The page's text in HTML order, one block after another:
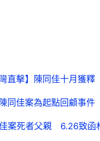
灣直擊】陳同佳十月獲
陳同佳案為起點回顧事
佳案死者父親 6.26致